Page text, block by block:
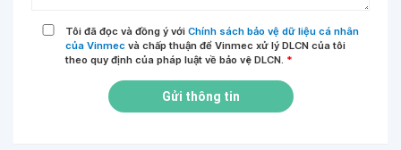
Tôi đã đọc và đồng ý với Chính sách bảo vệ dữ liệu cá nhân
của Vinmec và chấp thuận để Vinmec xử lý DLCN của tôi
theo quy định của pháp luật về bảo vệ DLCN. *
Gửi thông tin